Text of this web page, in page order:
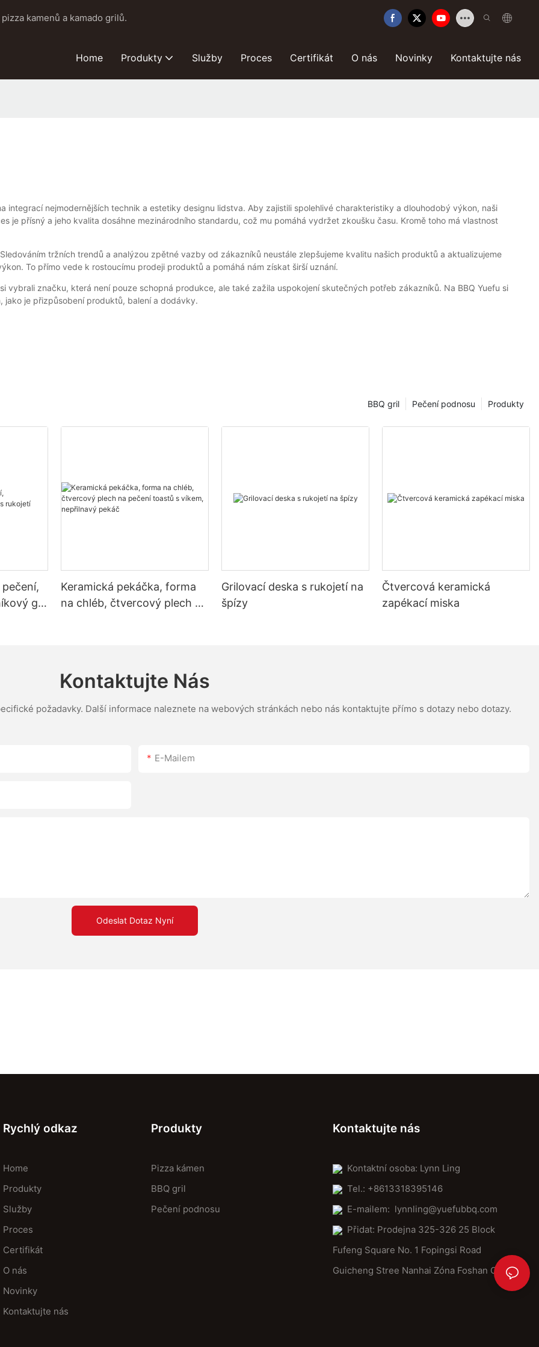
kamenů a kamado grilů.
Home Produkty Služby Proces Certifikát O nás Novinky Kontaktujte nás
integrací nejmodernějších technik a estetiky designu lidstva. Aby zajistili spolehlivé charakteristiky a dlouhodobý výkon, naši
je přísný a jeho kvalita dosáhne mezinárodního standardu, což mu pomáhá vydržet zkoušku času. Kromě toho má vlastnost
tržních trendů a analýzou zpětné vazby od zákazníků neustále zlepšujeme kvalitu našich produktů a aktualizujeme
To přímo vede k rostoucímu prodeji produktů a pomáhá nám získat širší uznání.
vybrali značku, která není pouze schopná produkce, ale také zažila uspokojení skutečných potřeb zákazníků. Na BBQ Yuefu si
je přizpůsobení produktů, balení a dodávky.
Produkty
Pečení podnosu
BBQ gril
gril
Keramická pekáčka, forma
na chléb, čtvercový plech na
Grilovací deska s rukojetí na
špízy
Čtvercová keramická
zapékací miska
Kontaktujte Nás
požadavky. Další informace naleznete na webových stránkách nebo nás kontaktujte přímo s dotazy nebo dotazy.
E-Mailem
Odeslat Dotaz Nyní
Rychlý odkaz
Home
Produkty
Služby
Proces
Certifikát
O nás
Novinky
Kontaktujte nás
Produkty
Pizza kámen
BBQ gril
Pečení podnosu
Kontaktujte nás
Kontaktní osoba: Lynn Ling
Tel.: +8613318395146
E-mailem: lynnling@yuefubbq.com
Přidat: Prodejna 325-326 25 Block
Fufeng Square No. 1 Fopingsi Road
Guicheng Stree Nanhai Zóna Foshan City.